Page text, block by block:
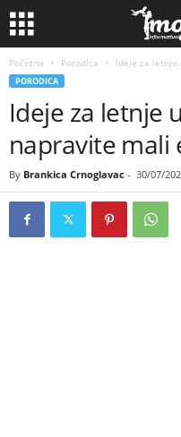
Početna Porodica Ideje za letnje
PORODICA
Ideje za letnje
napravite mali
By Brankica Crnoglavac - 30/07/